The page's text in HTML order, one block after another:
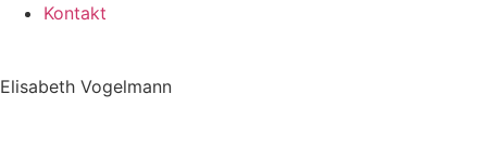
Kontakt
Elisabeth Vogelmann